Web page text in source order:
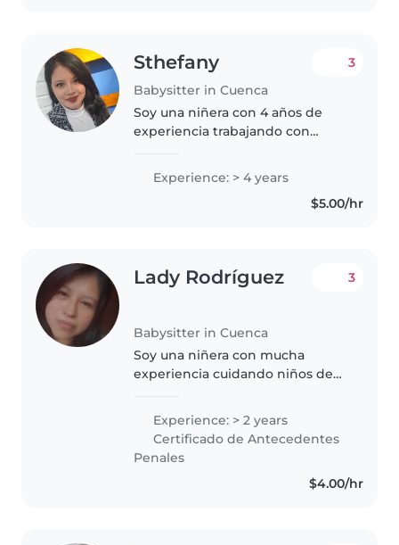
Sthefany
Babysitter in Cuenca
3
Soy una niñera con 4 años de
experiencia trabajando con
pequeños, preescolares,
escolares y adolescentes. Tengo
Experience: > 4 years
$5.00/hr
Lady Rodríguez
Babysitter in Cuenca
3
Soy una niñera con mucha
experiencia cuidando niños de
hasta adolescentes. Disfruto de
leer cuentos, hacer música y
jugar con ellos. Siempre estoy
Experience: > 2 years
Certificado de Antecedentes
Penales
$4.00/hr